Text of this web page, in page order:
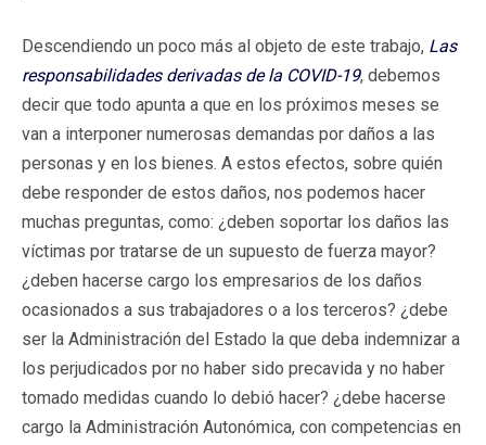
Descendiendo un poco más al objeto de este trabajo, Las
responsabilidades derivadas de la COVID-19, debemos
decir que todo apunta a que en los próximos meses se
van a interponer numerosas demandas por daños a las
personas y en los bienes. A estos efectos, sobre quién
debe responder de estos daños, nos podemos hacer
muchas preguntas, como: ¿deben soportar los daños las
víctimas por tratarse de un supuesto de fuerza mayor?
¿deben hacerse cargo los empresarios de los daños
ocasionados a sus trabajadores o a los terceros? ¿debe
ser la Administración del Estado la que deba indemnizar a
los perjudicados por no haber sido precavida y no haber
tomado medidas cuando lo debió hacer? ¿debe hacerse
cargo la Administración Autonómica, con competencias en